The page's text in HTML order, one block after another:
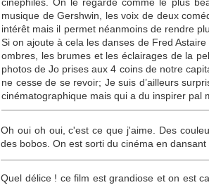
musique de Gershwin, les voix de deux
intérêt mais il permet néanmoins de rendre
Si on ajoute à cela les danses de Fred
ombres, les brumes et les éclairages de la
photos de Jo prises aux 4 coins de notre
ne cesse de se revoir; Je suis d’ailleurs
cinématographique mais qui a du inspirer pal
Oh oui oh oui, c'est ce que j'aime. Des
des bobos. On est sorti du cinéma en
Quel délice ! ce film est grandiose et on est